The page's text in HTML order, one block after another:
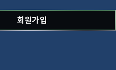
회원가입